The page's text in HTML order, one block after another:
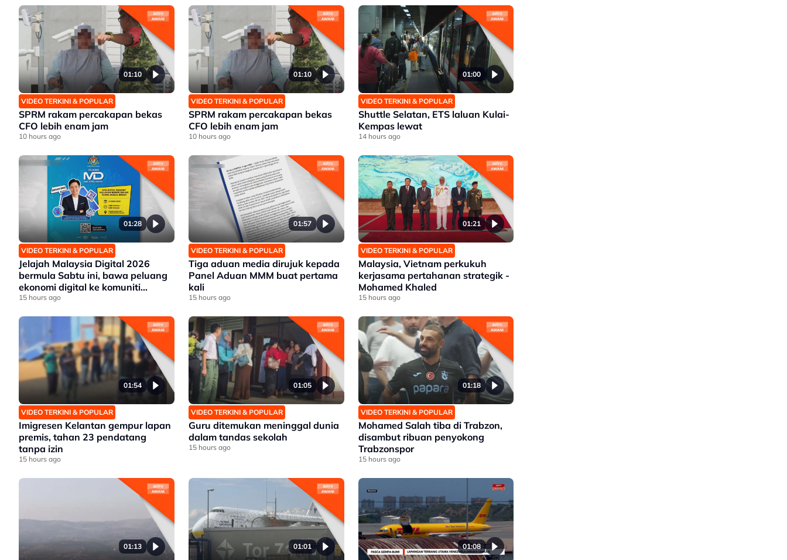
01:10
VIDEO TERKINI & POPULAR
SPRM rakam percakapan bekas
CFO lebih enam jam
10 hours ago
01:10
VIDEO TERKINI & POPULAR
SPRM rakam percakapan bekas
CFO lebih enam jam
10 hours ago
01:00
VIDEO TERKINI & POPULAR
Shuttle Selatan, ETS laluan Kulai-
Kempas lewat
14 hours ago
01:28
VIDEO TERKINI & POPULAR
Jelajah Malaysia Digital 2026
bermula Sabtu ini, bawa peluang
ekonomi digital ke komuniti
setempat
15 hours ago
01:57
VIDEO TERKINI & POPULAR
Tiga aduan media dirujuk kepada
Panel Aduan MMM buat pertama
kali
15 hours ago
01:21
VIDEO TERKINI & POPULAR
Malaysia, Vietnam perkukuh
kerjasama pertahanan strategik -
Mohamed Khaled
15 hours ago
01:54
VIDEO TERKINI & POPULAR
Imigresen Kelantan gempur lapan
premis, tahan 23 pendatang
tanpa izin
15 hours ago
01:05
VIDEO TERKINI & POPULAR
Guru ditemukan meninggal dunia
dalam tandas sekolah
15 hours ago
01:18
VIDEO TERKINI & POPULAR
Mohamed Salah tiba di Trabzon,
disambut ribuan penyokong
Trabzonspor
15 hours ago
01:13 01:01 01:08